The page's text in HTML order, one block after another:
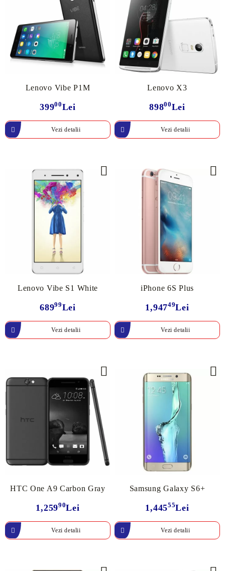
Lenovo Vibe P1M
39900Lei
Vezi detalii
Lenovo X3
89800Lei
Vezi detalii
Lenovo Vibe S1 White
68999Lei
Vezi detalii
iPhone 6S Plus
1,94749Lei
Vezi detalii
HTC One A9 Carbon Gray
1,25990Lei
Vezi detalii
Samsung Galaxy S6+
1,44555Lei
Vezi detalii